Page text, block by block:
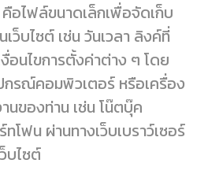
คือไฟล์ขนาดเล็กเพื่อจัดเก็บ
เว็บไซต์ เช่น วันเวลา ลิงค์ที่
อนไขการตั้งค่าต่าง ๆ โดย
กรณ์คอมพิวเตอร์ หรือเครื่อง
นของท่าน เช่น โน๊ตบุ๊ค
โฟน ผ่านทางเว็บเบราว์เซอร์
บไซต์